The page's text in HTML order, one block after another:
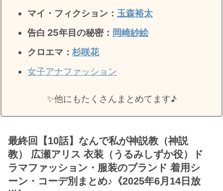
マイ・フィクション： 玉森裕太
告白 25年目の秘密： 岡崎紗絵
クロエマ： 杉咲花
女子アナファッション
✨️他にもたくさんまとめてます♪
最終回【10話】なんで私が神説教（神説
教） 広瀬アリス 衣装（うるみしずか役）ド
ラマファッション・服装のブランド 着用シ
ーン・コーデ別まとめ♪《2025年6月14日放